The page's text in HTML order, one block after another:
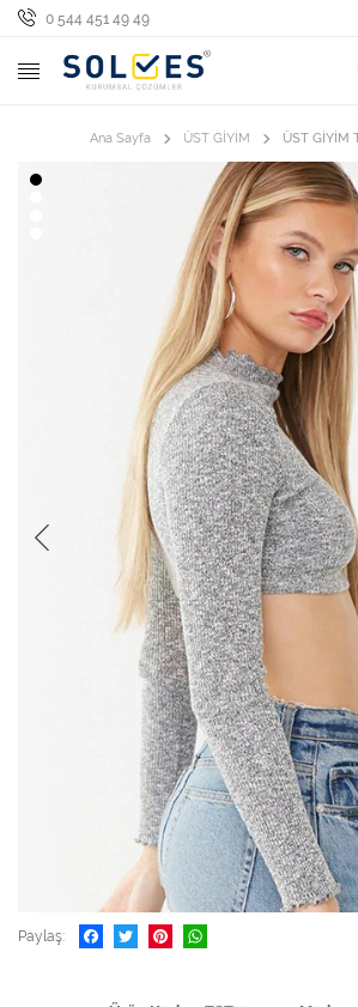
0 544 451 49 49
Ana Sayfa ÜST GİYİM ÜST GİYİM
Paylaş